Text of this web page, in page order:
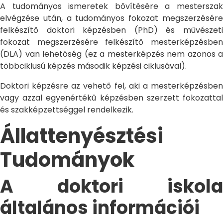
A tudományos ismeretek bővítésére a mesterszak
elvégzése után, a tudományos fokozat megszerzésére
felkészítő doktori képzésben (PhD) és művészeti
fokozat megszerzésére felkészítő mesterképzésben
(DLA) van lehetőség (ez a mesterképzés nem azonos a
többciklusú képzés második képzési ciklusával).
Doktori képzésre az vehető fel, aki a mesterképzésben
vagy azzal egyenértékű képzésben szerzett fokozattal
és szakképzettséggel rendelkezik.
Állattenyésztési
Tudományok
A doktori iskola
általános információi